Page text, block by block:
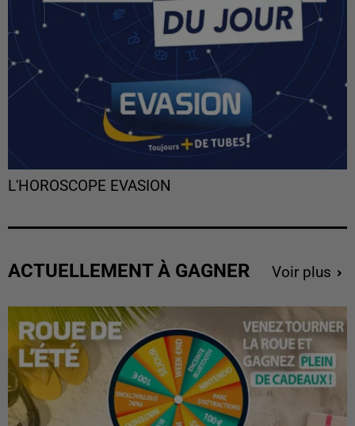
L'HOROSCOPE EVASION
ACTUELLEMENT À GAGNER Voir plus